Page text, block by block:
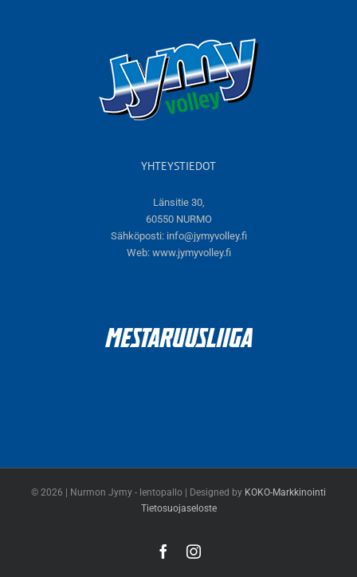
YHTEYSTIEDOT
Länsitie 30,
60550 NURMO
Sähköposti: info@jymyvolley.fi
Web: www.jymyvolley.fi
© 2026 | Nurmon Jymy - lentopallo | Designed by KOKO-Markkinointi
Tietosuojaseloste
FacebookInstagram